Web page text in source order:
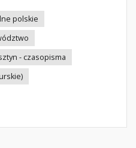
polskie
- czasopisma